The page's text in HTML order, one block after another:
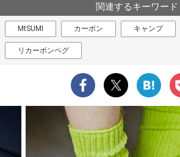
関連するキーワード
MtSUMI カーボン キャンプ
リカーボンペグ